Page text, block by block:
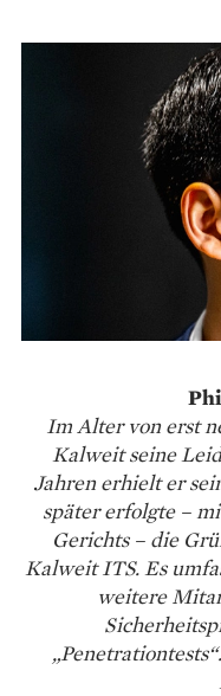
Im Alter von erst
Kalweit seine
Jahren erhielt er
später erfolgte –
Gerichts – die
Kalweit ITS. Es
weitere